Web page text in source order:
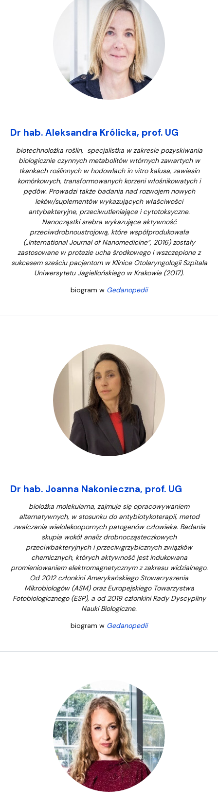
Dr hab. Aleksandra Królicka, prof. UG
biotechnolożka roślin, specjalistka w zakresie pozyskiwania
biologicznie czynnych metabolitów wtórnych zawartych w
tkankach roślinnych w hodowlach in vitro kalusa, zawiesin
komórkowych, transformowanych korzeni włośnikowatych i
pędów. Prowadzi także badania nad rozwojem nowych
leków/suplementów wykazujących właściwości
antybakteryjne, przeciwutleniające i cytotoksyczne.
Nanocząstki srebra wykazujące aktywność
przeciwdrobnoustrojową, które współprodukowała
(„International Journal of Nanomedicine”, 2016) zostały
zastosowane w protezie ucha środkowego i wszczepione z
sukcesem sześciu pacjentom w Klinice Otolaryngologii Szpitala
Uniwersytetu Jagiellońskiego w Krakowie (2017).
biogram w Gedanopedii
Dr hab. Joanna Nakonieczna, prof. UG
biolożka molekularna, zajmuje się opracowywaniem
alternatywnych, w stosunku do antybiotykoterapii, metod
zwalczania wielolekoopornych patogenów człowieka. Badania
skupia wokół analiz drobnocząsteczkowych
przeciwbakteryjnych i przeciwgrzybicznych związków
chemicznych, których aktywność jest indukowana
promieniowaniem elektromagnetycznym z zakresu widzialnego.
Od 2012 członkini Amerykańskiego Stowarzyszenia
Mikrobiologów (ASM) oraz Europejskiego Towarzystwa
Fotobiologicznego (ESP), a od 2019 członkini Rady Dyscypliny
Nauki Biologiczne.
biogram w Gedanopedii